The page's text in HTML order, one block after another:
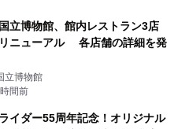
立博物館、館内レストラン3店
ニューアル 各店舗の詳細を発
立博物館
間前
イダー55周年記念！オリジナル